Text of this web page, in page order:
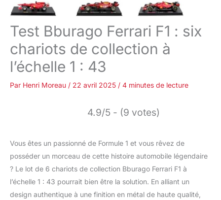
Test Bburago Ferrari F1 : six
chariots de collection à
l’échelle 1 : 43
Par Henri Moreau / 22 avril 2025 / 4 minutes de lecture
4.9/5 - (9 votes)
Vous êtes un passionné de Formule 1 et vous rêvez de
posséder un morceau de cette histoire automobile légendaire
? Le lot de 6 chariots de collection Bburago Ferrari F1 à
l’échelle 1 : 43 pourrait bien être la solution. En alliant un
design authentique à une finition en métal de haute qualité,